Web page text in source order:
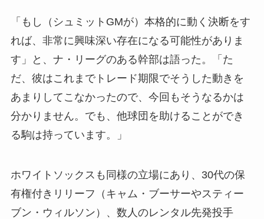
「もし（シュミットGMが）本格的に動く決断をす
れば、非常に興味深い存在になる可能性がありま
す」と、ナ・リーグのある幹部は語った。「た
だ、彼はこれまでトレード期限でそうした動きを
あまりしてこなかったので、今回もそうなるかは
分かりません。でも、他球団を助けることができ
る駒は持っています。」
ホワイトソックスも同様の立場にあり、30代の保
有権付きリリーフ（キャム・ブーサーやスティー
ブン・ウィルソン）、数人のレンタル先発投手